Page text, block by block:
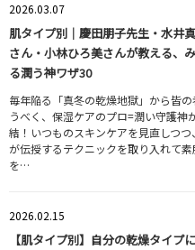
2026.03.07
肌タイプ別｜慶田朋子先生・水井
さん・小林ひろ美さんが教える、
る潤う神ワザ30
毎年陥る「真冬の乾燥地獄」から皆
うべく、保湿ケアのプロ=潤い守護神
結！いつものスキンケアを見直しつつ
が伝授するテクニックを取り入れて素
を…
2026.02.15
【肌タイプ別】自分の乾燥タイプ